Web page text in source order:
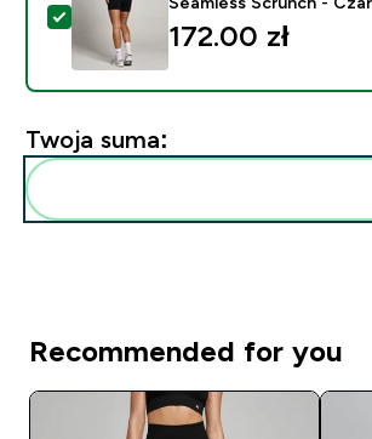
Wybierz ten produkt - Damskie
172.00 zł‎
Twoja suma:
Recommended for you